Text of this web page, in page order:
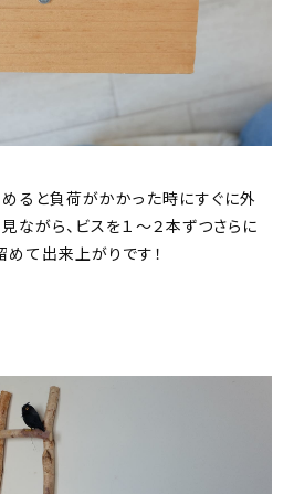
ると負荷がかかった時にすぐに外
ながら、ビスを１～２本ずつさらに
て出来上がりです！